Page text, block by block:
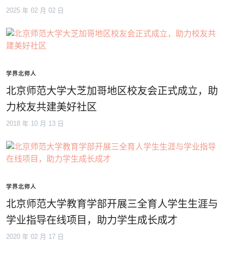
2025 年 02 月 02 日
学界北师人
北京师范大学大芝加哥地区校友会正式成立，助
力校友共建美好社区
2018 年 10 月 13 日
学界北师人
北京师范大学教育学部开展三全育人学生生涯与
学业指导在线项目，助力学生成长成才
2020 年 02 月 17 日